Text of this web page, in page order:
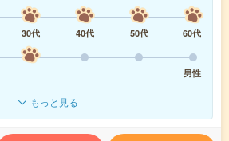
30代 40代 50代
60代
男性
もっと見る